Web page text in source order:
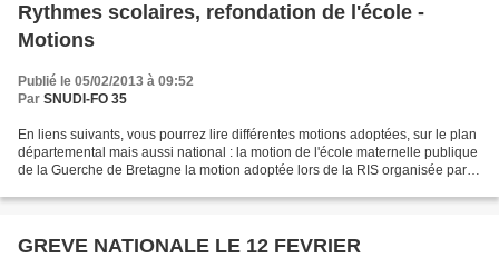
Rythmes scolaires, refondation de l'école -
Motions
Publié le 05/02/2013 à 09:52
Par SNUDI-FO 35
En liens suivants, vous pourrez lire différentes motions adoptées, sur le plan
départemental mais aussi national : la motion de l'école maternelle publique
de la Guerche de Bretagne la motion adoptée lors de la RIS organisée par le
GREVE NATIONALE LE 12 FEVRIER